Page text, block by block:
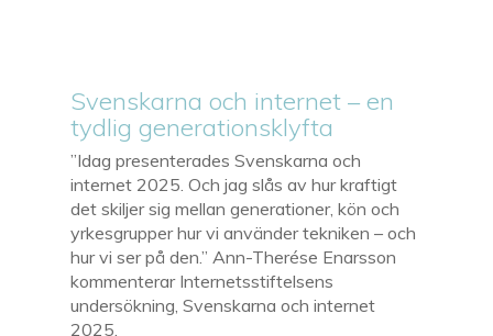
Svenskarna och internet – en
tydlig generationsklyfta
”Idag presenterades Svenskarna och
internet 2025. Och jag slås av hur kraftigt
det skiljer sig mellan generationer, kön och
yrkesgrupper hur vi använder tekniken – och
hur vi ser på den.” Ann-Therése Enarsson
kommenterar Internetsstiftelsens
undersökning, Svenskarna och internet
2025.